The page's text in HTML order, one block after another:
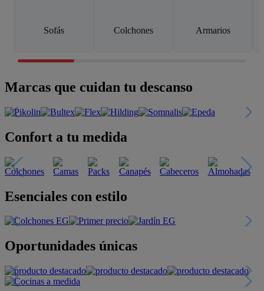
Sofás Colchones Armarios
Marcas que cuidan tu descanso
Confort a tu medida
Esenciales con estilo
Oportunidades únicas